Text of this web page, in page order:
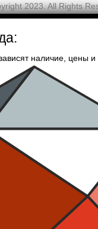
2023. All Rights
наличие, цены и